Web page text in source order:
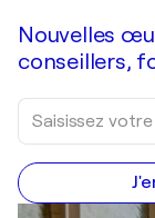
Nouvelles
conseillers,